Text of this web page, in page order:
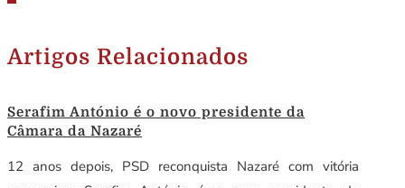
Artigos Relacionados
Serafim António é o novo presidente da
Câmara da Nazaré
12 anos depois, PSD reconquista Nazaré com vitória